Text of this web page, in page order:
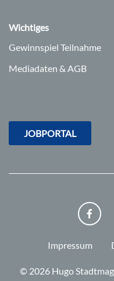
Wichtiges
Gewinnspiel Teilnahme
Mediadaten & AGB
JOBPORTAL
Impressum
© 2026 Hugo